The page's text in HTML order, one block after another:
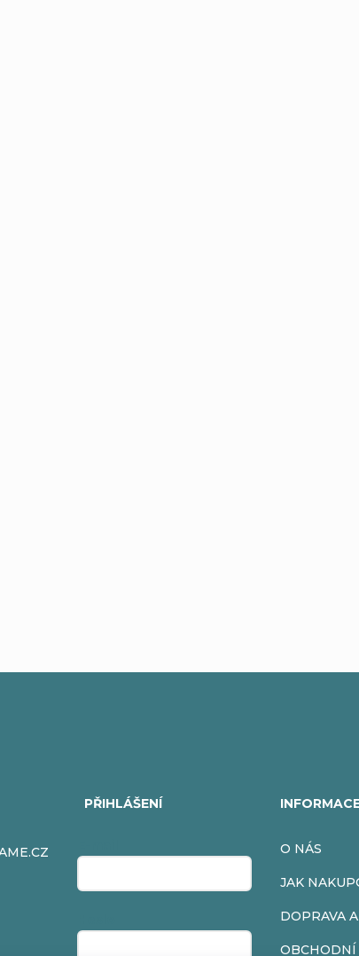
PŘIHLÁŠENÍ
O NÁS
JAK
DOPRAVA